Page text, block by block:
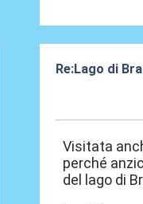
Re:Lago di
Visitata
perché
del lago di